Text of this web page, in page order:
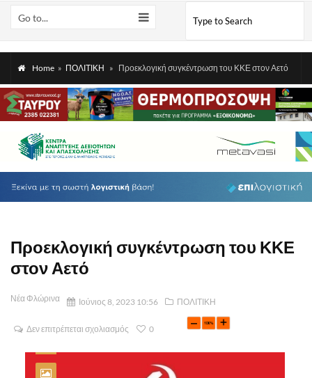
Go to...
Home » ΠΟΛΙΤΙΚΗ » Προεκλογική συγκέντρωση του ΚΚΕ στον Αετό
Προεκλογική συγκέντρωση του ΚΚΕ
στον Αετό
Νέα Φλώρινα Ιούνιος 8, 2023 10:56 ΠΟΛΙΤΙΚΗ
Δεν επιτρέπεται σχολιασμός 0